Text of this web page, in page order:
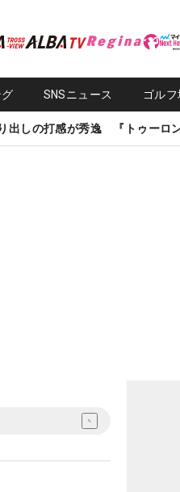
SNSニュース ゴル
出しの打感が秀逸 『トゥーロン